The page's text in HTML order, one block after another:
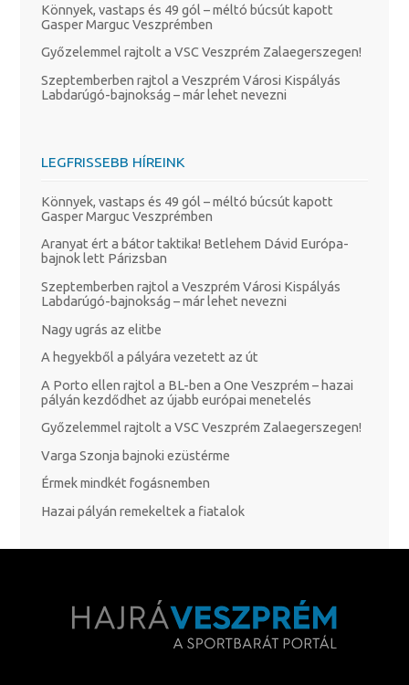
Könnyek, vastaps és 49 gól – méltó búcsút kapott
Gasper Marguc Veszprémben
Győzelemmel rajtolt a VSC Veszprém Zalaegerszegen!
Szeptemberben rajtol a Veszprém Városi Kispályás
Labdarúgó-bajnokság – már lehet nevezni
LEGFRISSEBB HÍREINK
Könnyek, vastaps és 49 gól – méltó búcsút kapott
Gasper Marguc Veszprémben
Aranyat ért a bátor taktika! Betlehem Dávid Európa-
bajnok lett Párizsban
Szeptemberben rajtol a Veszprém Városi Kispályás
Labdarúgó-bajnokság – már lehet nevezni
Nagy ugrás az elitbe
A hegyekből a pályára vezetett az út
A Porto ellen rajtol a BL-ben a One Veszprém – hazai
pályán kezdődhet az újabb európai menetelés
Győzelemmel rajtolt a VSC Veszprém Zalaegerszegen!
Varga Szonja bajnoki ezüstérme
Érmek mindkét fogásnemben
Hazai pályán remekeltek a fiatalok